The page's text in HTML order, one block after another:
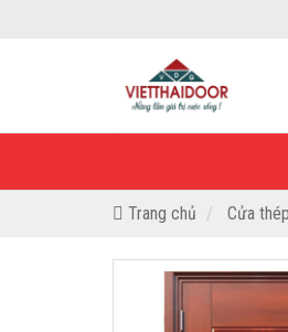
Trang chủ Cửa